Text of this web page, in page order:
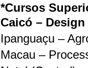
*Cursos
Caicó –
Ipanguaçu –
Macau –